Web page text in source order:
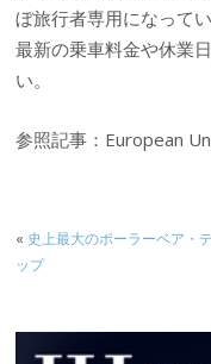
ぼ旅行者専用になって
最新の乗車料金や休業
い。
参照記事：European
« 史上最大のポーラーベア・
ップ